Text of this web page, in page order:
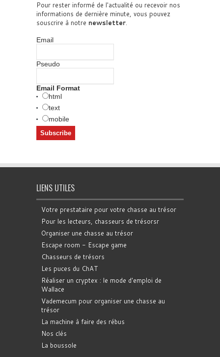
Pour rester informé de l'actualité ou recevoir nos
informations de dernière minute, vous pouvez
souscrire à notre newsletter.
Email
Pseudo
Email Format
html
text
mobile
LIENS UTILES
Votre prestataire pour votre chasse au trésor
Pour les lecteurs, chasseurs de trésorsr
Organiser une chasse au trésor
Escape room - Escape game
Chasseurs de trésors
Les puces du ChAT
Réaliser un cryptex : le mode d'emploi de
Wallace
Vademecum pour organiser une chasse au
trésor
La machine à faire des rébus
Nos clés
La boussole